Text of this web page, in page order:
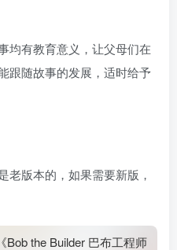
均有教育意义，让父母们在
跟随故事的发展，适时给予
老版本的，如果需要新版，
Bob the Builder 巴布工程师